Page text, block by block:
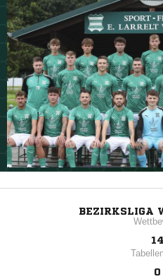
BEZIRKSLIGA
14
0